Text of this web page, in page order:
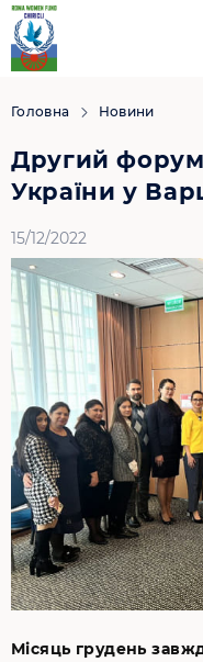
Головна Новини
Другий
України у
15/12/2022
Місяць грудень